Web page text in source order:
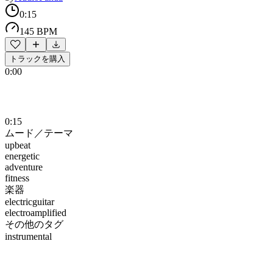
0:15
145 BPM
トラックを購入
0:00
0:15
ムード／テーマ
upbeat
energetic
adventure
fitness
楽器
electricguitar
electroamplified
その他のタグ
instrumental